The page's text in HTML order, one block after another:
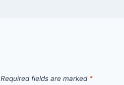
Required fields are marked *